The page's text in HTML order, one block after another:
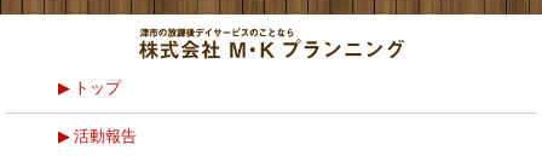
トップ
活動報告